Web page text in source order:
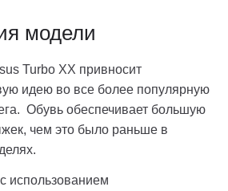
модели
Turbo XX привносит
идею во все более популярную
Обувь обеспечивает большую
чем это было раньше в
использованием